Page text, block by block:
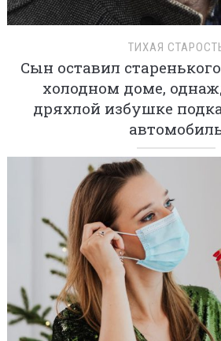
ТИХАЯ
Сын оставил
холодном доме,
дряхлой избушке